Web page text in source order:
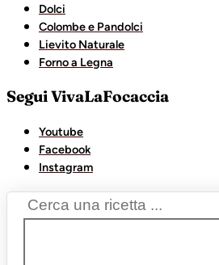
Dolci
Colombe e Pandolci
Lievito Naturale
Forno a Legna
Segui VivaLaFocaccia
Youtube
Facebook
Instagram
Search
...